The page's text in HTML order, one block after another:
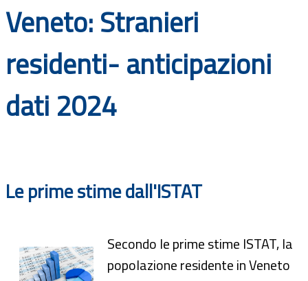
Bandi
Guide
Veneto: Stranieri
residenti- anticipazioni
dati 2024
Le prime stime dall'ISTAT
Secondo le prime stime ISTAT, la
popolazione residente in Veneto